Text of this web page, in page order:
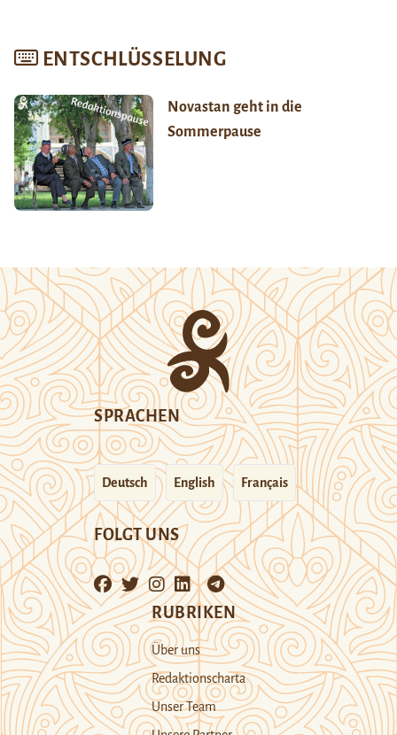
ENTSCHLÜSSELUNG
Novastan geht in die
Sommerpause
SPRACHEN
Deutsch English Français
FOLGT UNS
RUBRIKEN
Über uns
Redaktionscharta
Unser Team